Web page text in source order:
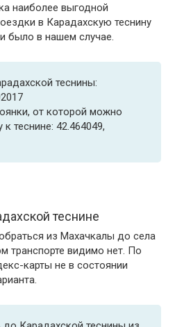
наиболее выгодной
в Карадахскую теснину
было в нашем случае.
теснины:
от которой можно
к теснине: 42.464049,
теснине
из Махачкалы до села
транспорте видимо нет. По
карты не в состоянии